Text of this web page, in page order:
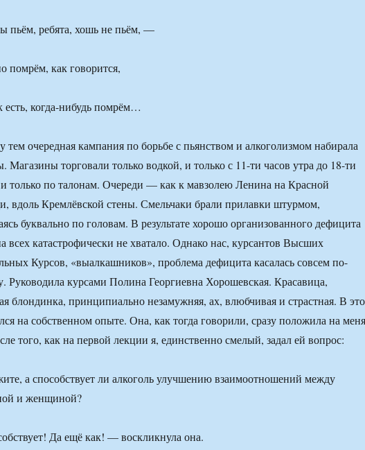
пьём, ребята, хошь не пьём, —
помрём, как говорится,
есть, когда-нибудь помрём…
очередная кампания по борьбе с пьянством и алкоголизмом набирала
Магазины торговали только водкой, и только с 11-ти часов утра до 18-ти
и только по талонам. Очереди — как к мавзолею Ленина на Красной
вдоль Кремлёвской стены. Смельчаки брали прилавки штурмом,
буквально по головам. В результате хорошо организованного дефицита
всех катастрофически не хватало. Однако нас, курсантов Высших
Курсов, «выалкашников», проблема дефицита касалась совсем по-
Руководила курсами Полина Георгиевна Хорошевская. Красавица,
блондинка, принципиально незамужняя, ах, влюбчивая и страстная. В
на собственном опыте. Она, как тогда говорили, сразу положила на меня
того, как на первой лекции я, единственно смелый, задал ей вопрос:
а способствует ли алкоголь улучшению взаимоотношений между
и женщиной?
Да ещё как! — воскликнула она.